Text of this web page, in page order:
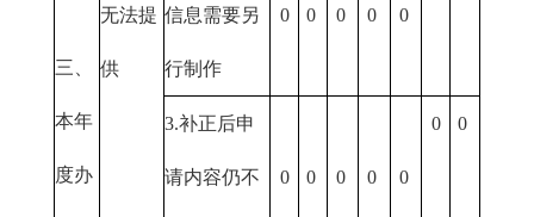
三、
本年
度办
无法提
供
信息需要另
行制作
0 0 0 0 0
3.补正后申
请内容仍不 0 0 0 0 0
0 0